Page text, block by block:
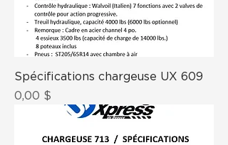
Spécifications chargeuse UX 609
Prix
0,00 $